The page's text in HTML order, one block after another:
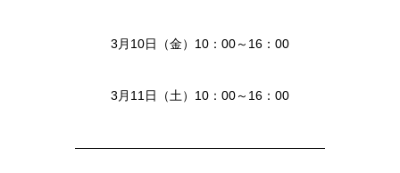
3月10日（金）10：00～16：00
3月11日（土）10：00～16：00
――――――――――――――――――――